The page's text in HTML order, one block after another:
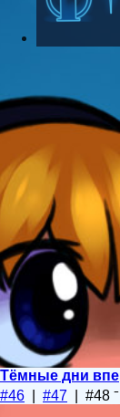
Тёмные дни
#46
#47 | #48